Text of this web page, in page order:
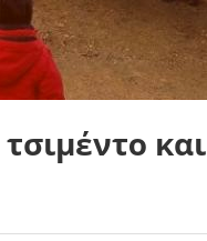
και